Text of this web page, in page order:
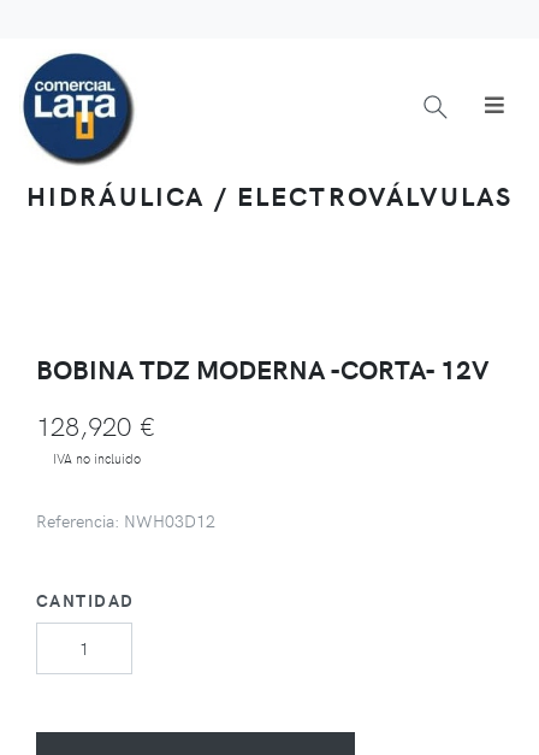
HIDRÁULICA / ELECTROVÁLVULAS
BOBINA TDZ MODERNA -CORTA- 12V
128,920 €
IVA no incluido
Referencia: NWH03D12
CANTIDAD